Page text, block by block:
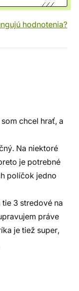
hodnotenia?
chcel hrať, a
Na niektoré
je potrebné
políčok jedno
3 stredové na
práve
je tiež super,